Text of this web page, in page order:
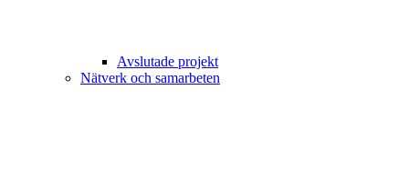
Avslutade projekt
Nätverk och samarbeten